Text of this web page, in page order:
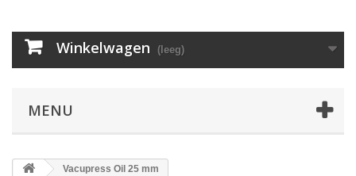
Winkelwagen (leeg)
MENU
Vacupress Oil 25 mm